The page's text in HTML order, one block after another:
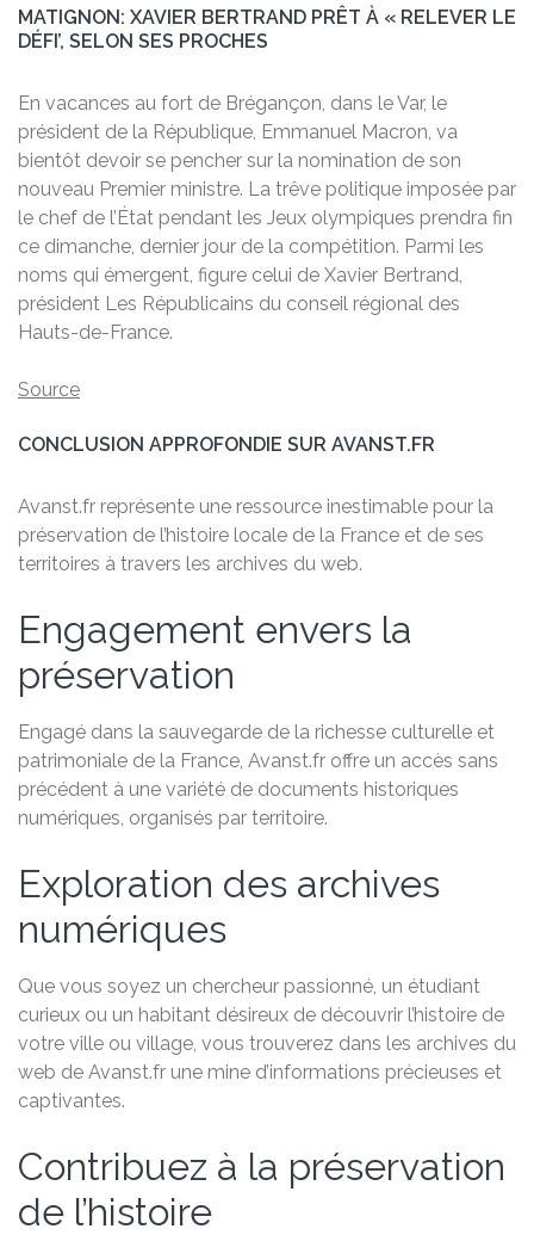
MATIGNON: XAVIER BERTRAND PRÊT À « RELEVER LE
DÉFI’, SELON SES PROCHES
En vacances au fort de Brégançon, dans le Var, le
président de la République, Emmanuel Macron, va
bientôt devoir se pencher sur la nomination de son
nouveau Premier ministre. La trêve politique imposée par
le chef de l’État pendant les Jeux olympiques prendra fin
ce dimanche, dernier jour de la compétition. Parmi les
noms qui émergent, figure celui de Xavier Bertrand,
président Les Républicains du conseil régional des
Hauts-de-France.
Source
CONCLUSION APPROFONDIE SUR AVANST.FR
Avanst.fr représente une ressource inestimable pour la
préservation de l’histoire locale de la France et de ses
territoires à travers les archives du web.
Engagement envers la
préservation
Engagé dans la sauvegarde de la richesse culturelle et
patrimoniale de la France, Avanst.fr offre un accès sans
précédent à une variété de documents historiques
numériques, organisés par territoire.
Exploration des archives
numériques
Que vous soyez un chercheur passionné, un étudiant
curieux ou un habitant désireux de découvrir l’histoire de
votre ville ou village, vous trouverez dans les archives du
web de Avanst.fr une mine d’informations précieuses et
captivantes.
Contribuez à la préservation
de l’histoire